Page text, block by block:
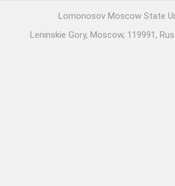
Lomonosov Moscow State
Leninskie Gory, Moscow, 119991,